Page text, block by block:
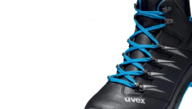
Odporúčame